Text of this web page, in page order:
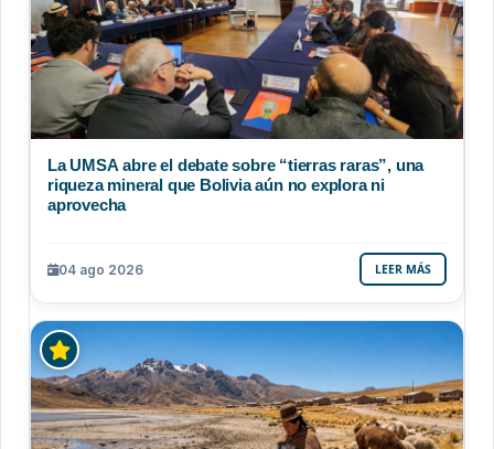
La UMSA abre el debate sobre “tierras raras”, una
riqueza mineral que Bolivia aún no explora ni
aprovecha
04 ago 2026 LEER MÁS